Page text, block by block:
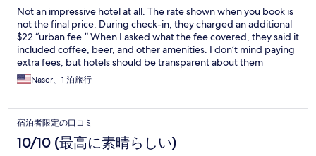
Not an impressive hotel at all. The rate shown when you book is
not the final price. During check-in, they charged an additional
$22 “urban fee.” When I asked what the fee covered, they said it
included coffee, beer, and other amenities. I don’t mind paying
extra fees, but hotels should be transparent about them
upfront. Because of this lack of transparency, I would not
recommend this hotel.
Naser、1 泊旅行
宿泊者限定の口コミ
10/10 (最高に素晴らしい)